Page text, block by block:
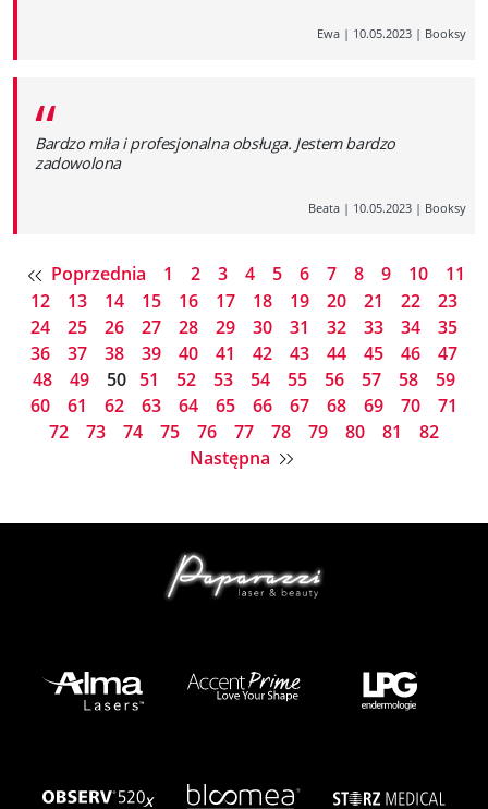
Ewa | 10.05.2023 | Booksy
“
Bardzo miła i profesjonalna obsługa. Jestem bardzo
zadowolona
Beata | 10.05.2023 | Booksy
Poprzednia 1 2 3 4 5 6 7 8 9 10
11
12
13 14 15 16 17 18 19 20 21 22
23
24
25 26 27 28 29 30 31 32 33 34
35
36
37 38 39 40 41 42 43 44 45 46
47
48
49 50 51 52 53 54 55 56 57 58
59
60
61 62 63 64 65 66 67 68 69 70
71
72
73 74 75 76 77 78 79 80 81
82
Następna